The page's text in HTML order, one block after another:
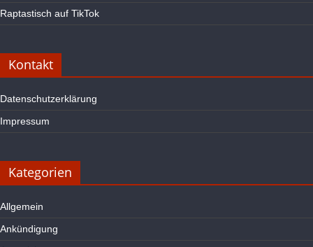
Raptastisch auf TikTok
Kontakt
Datenschutzerklärung
Impressum
Kategorien
Allgemein
Ankündigung